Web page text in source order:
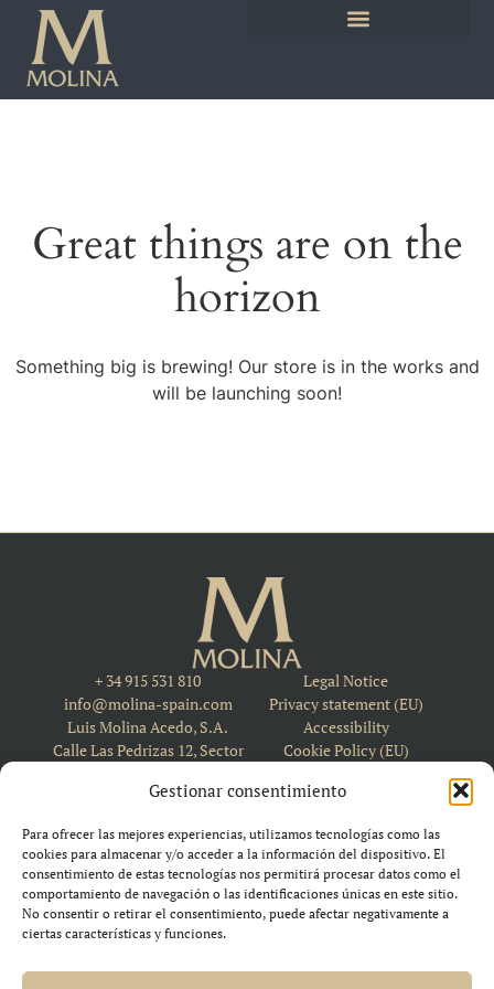
Gestionar consentimiento
Para ofrecer las mejores experiencias, utilizamos tecnologías como las
cookies para almacenar y/o acceder a la información del dispositivo. El
consentimiento de estas tecnologías nos permitirá procesar datos como el
comportamiento de navegación o las identificaciones únicas en este sitio.
No consentir o retirar el consentimiento, puede afectar negativamente a
ciertas características y funciones.
Great things are on the
horizon
Something big is brewing! Our store is in the works and
will be launching soon!
+ 34 915 531 810
info@molina-spain.com
Luis Molina Acedo, S.A.
Calle Las Pedrizas 12, Sector
Spain
Legal Notice
Privacy statement (EU)
Accessibility
Cookie Policy (EU)